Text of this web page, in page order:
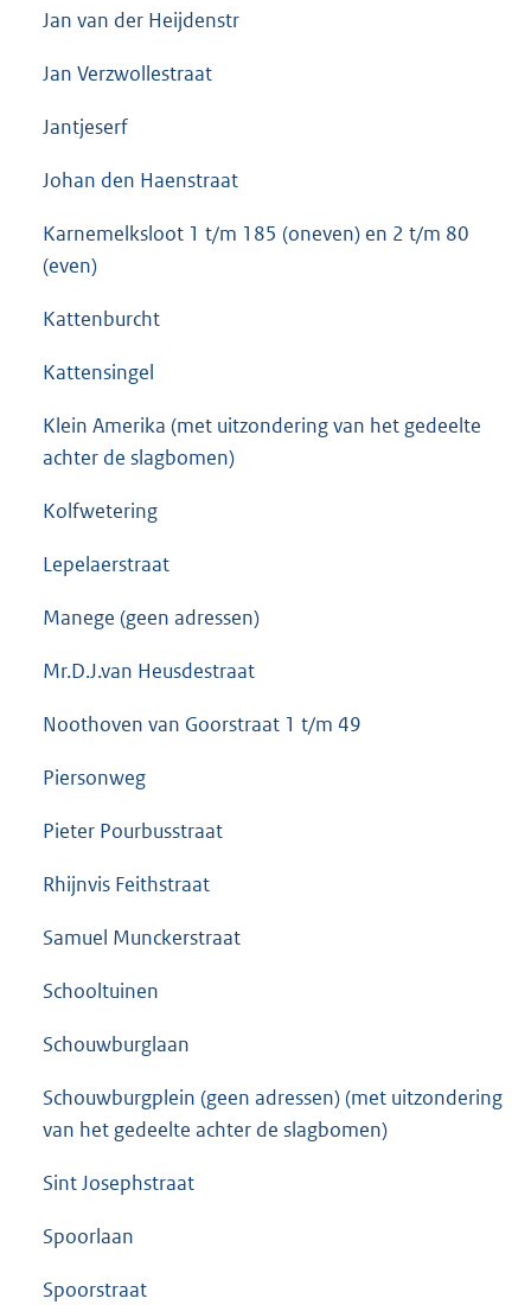
Jan van der Heijdenstr
Jan Verzwollestraat
Jantjeserf
Johan den Haenstraat
Karnemelksloot 1 t/m 185 (oneven) en 2 t/m 80
(even)
Kattenburcht
Kattensingel
Klein Amerika (met uitzondering van het gedeelte
achter de slagbomen)
Kolfwetering
Lepelaerstraat
Manege (geen adressen)
Mr.D.J.van Heusdestraat
Noothoven van Goorstraat 1 t/m 49
Piersonweg
Pieter Pourbusstraat
Rhijnvis Feithstraat
Samuel Munckerstraat
Schooltuinen
Schouwburglaan
Schouwburgplein (geen adressen) (met uitzondering
van het gedeelte achter de slagbomen)
Sint Josephstraat
Spoorlaan
Spoorstraat